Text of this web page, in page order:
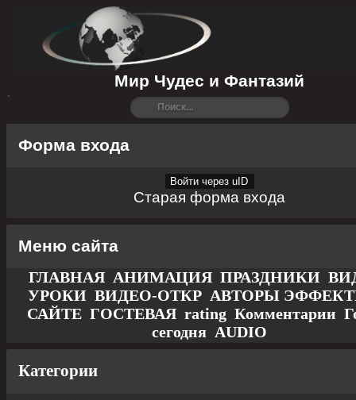
Мир Чудес и Фантазий
Форма входа
Войти через uID
Старая форма входа
Меню сайта
ГЛАВНАЯ АНИМАЦИЯ ПРАЗДНИКИ
УРОКИ ВИДЕО-ОТКР АВТОРЫ
САЙТЕ ГОСТЕВАЯ rating Комментарии
сегодня AUDIO
Категории